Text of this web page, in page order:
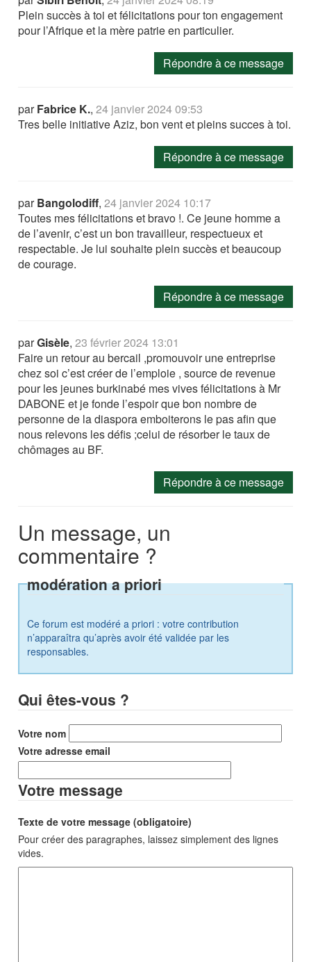
Plein succès à toi et félicitations pour ton engagement
pour l’Afrique et la mère patrie en particulier.
Répondre à ce message
parFabrice K.,24 janvier 2024 09:53
Tres belle initiative Aziz, bon vent et pleins succes à toi.
Répondre à ce message
parBangolodiff,24 janvier 2024 10:17
Toutes mes félicitations et bravo !. Ce jeune homme a
de l’avenir, c’est un bon travailleur, respectueux et
respectable. Je lui souhaite plein succès et beaucoup
de courage.
Répondre à ce message
parGisèle,23 février 2024 13:01
Faire un retour au bercail ,promouvoir une entreprise
chez soi c’est créer de l’emploie , source de revenue
pour les jeunes burkinabé mes vives félicitations à Mr
DABONE et je fonde l’espoir que bon nombre de
personne de la diaspora emboiterons le pas afin que
nous relevons les défis ;celui de résorber le taux de
chômages au BF.
Répondre à ce message
Un message, un
commentaire ?
modération a priori
Ce forum est modéré a priori : votre contribution
n’apparaîtra qu’après avoir été validée par les
responsables.
Qui êtes-vous ?
Votre nom
Votre adresse email
Votre message
Texte de votre message (obligatoire)
Pour créer des paragraphes, laissez simplement des lignes
vides.